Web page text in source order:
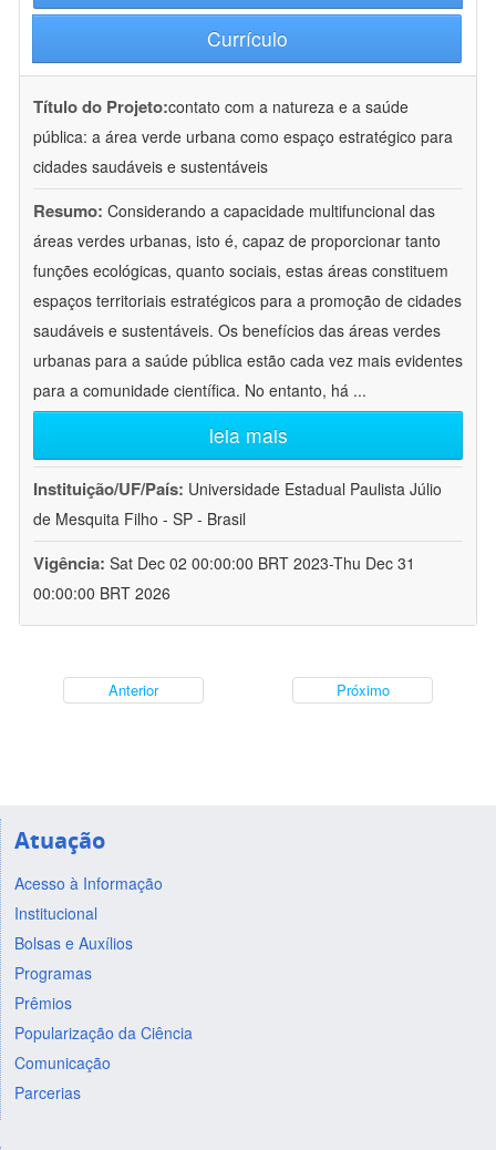
Currículo
Título do Projeto:contato com a natureza e a saúde
pública: a área verde urbana como espaço estratégico para
cidades saudáveis e sustentáveis
Resumo: Considerando a capacidade multifuncional das
áreas verdes urbanas, isto é, capaz de proporcionar tanto
funções ecológicas, quanto sociais, estas áreas constituem
espaços territoriais estratégicos para a promoção de cidades
saudáveis e sustentáveis. Os benefícios das áreas verdes
urbanas para a saúde pública estão cada vez mais evidentes
para a comunidade científica. No entanto, há ...
leia mais
Instituição/UF/País: Universidade Estadual Paulista Júlio
de Mesquita Filho - SP - Brasil
Vigência: Sat Dec 02 00:00:00 BRT 2023-Thu Dec 31
00:00:00 BRT 2026
Anterior Próximo
Atuação
Acesso à Informação
Institucional
Bolsas e Auxílios
Programas
Prêmios
Popularização da Ciência
Comunicação
Parcerias